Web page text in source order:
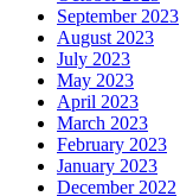
September 2023
August 2023
July 2023
May 2023
April 2023
March 2023
February 2023
January 2023
December 2022